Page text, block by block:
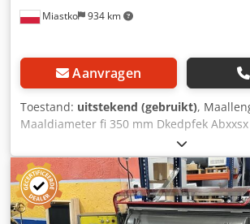
Miastko 934 km
Aanvragen
Toestand: uitstekend (gebruikt),
Maaldiameter fi 350 mm Dkedpfek